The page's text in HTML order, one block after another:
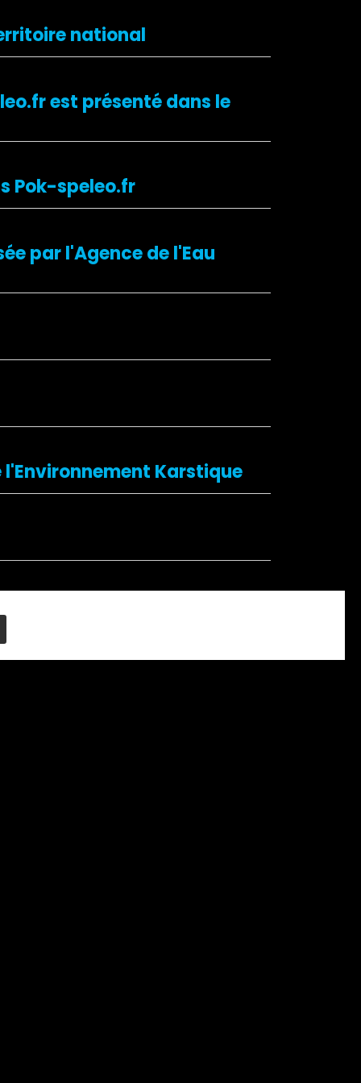
national
est présenté dans le
Pok-speleo.fr
par l'Agence de l'Eau
l'Environnement Karstique